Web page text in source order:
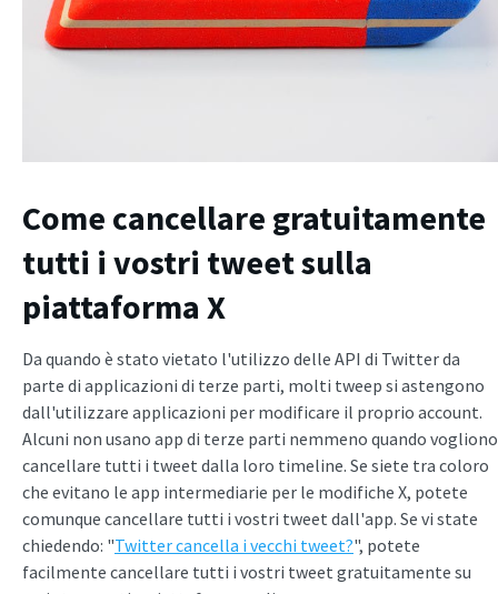
Come cancellare gratuitamente
tutti i vostri tweet sulla
piattaforma X
Da quando è stato vietato l'utilizzo delle API di Twitter da
parte di applicazioni di terze parti, molti tweep si astengono
dall'utilizzare applicazioni per modificare il proprio account.
Alcuni non usano app di terze parti nemmeno quando vogliono
cancellare tutti i tweet dalla loro timeline. Se siete tra coloro
che evitano le app intermediarie per le modifiche X, potete
comunque cancellare tutti i vostri tweet dall'app. Se vi state
chiedendo: "Twitter cancella i vecchi tweet?", potete
facilmente cancellare tutti i vostri tweet gratuitamente su